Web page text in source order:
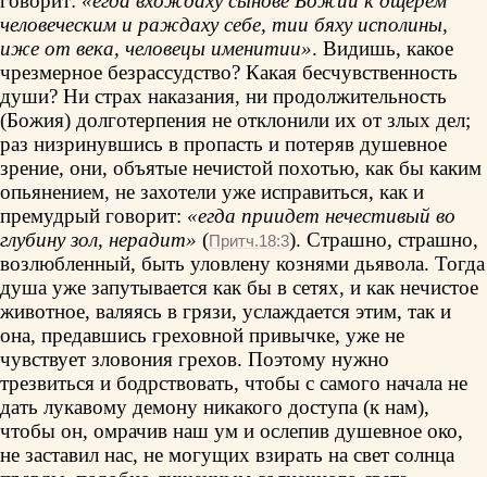
человеческим и раждаху себе, тии бяху исполины,
иже от века, человецы именитии». Видишь, какое
чрезмерное безрассудство? Какая бесчувственность
души? Ни страх наказания, ни продолжительность
(Божия) долготерпения не отклонили их от злых дел;
раз низринувшись в пропасть и потеряв душевное
зрение, они, объятые нечистой похотью, как бы каким
опьянением, не захотели уже исправиться, как и
премудрый говорит: «егда приидет нечестивый во
глубину зол, нерадит» (Притч.18:3). Страшно, страшно,
возлюбленный, быть уловлену кознями дьявола. Тогда
душа уже запутывается как бы в сетях, и как нечистое
животное, валяясь в грязи, услаждается этим, так и
она, предавшись греховной привычке, уже не
чувствует зловония грехов. Поэтому нужно
трезвиться и бодрствовать, чтобы с самого начала не
дать лукавому демону никакого доступа (к нам),
чтобы он, омрачив наш ум и ослепив душевное око,
не заставил нас, не могущих взирать на свет солнца